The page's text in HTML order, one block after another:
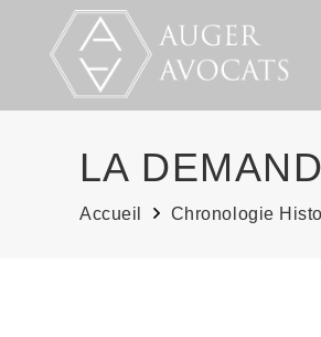
LA
Accueil Chronologie